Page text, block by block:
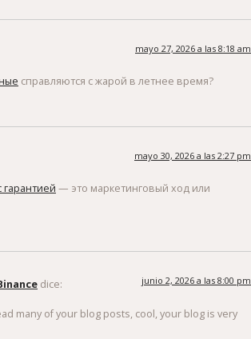
mayo 27, 2026 a las 8:18 am
справляются с жарой в летнее время?
mayo 30, 2026 a las 2:27 pm
— это маркетинговый ход или
dice: junio 2, 2026 a las 8:00 pm
many of your blog posts, cool, your blog is very